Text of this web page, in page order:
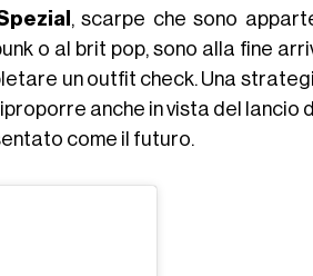
, scarpe che sono
o al brit pop, sono alla fine
un outfit check. Una
anche in vista del lancio
come il futuro.